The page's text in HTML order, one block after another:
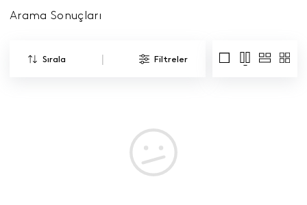
Arama Sonuçları
Sırala | Filtreler